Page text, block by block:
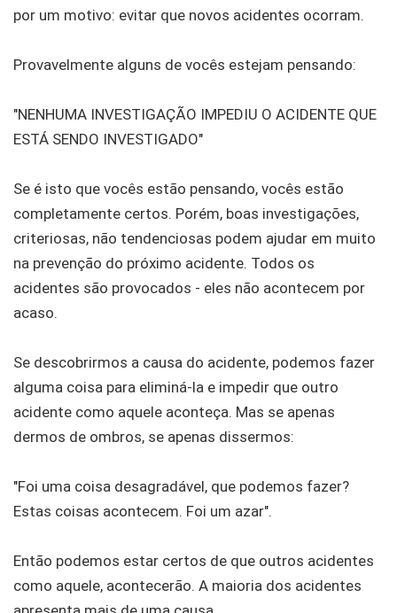
por um motivo: evitar que novos acidentes ocorram.
Provavelmente alguns de vocês estejam pensando:
"NENHUMA INVESTIGAÇÃO IMPEDIU O ACIDENTE QUE
ESTÁ SENDO INVESTIGADO"
Se é isto que vocês estão pensando, vocês estão
completamente certos. Porém, boas investigações,
criteriosas, não tendenciosas podem ajudar em muito
na prevenção do próximo acidente. Todos os
acidentes são provocados - eles não acontecem por
acaso.
Se descobrirmos a causa do acidente, podemos fazer
alguma coisa para eliminá-la e impedir que outro
acidente como aquele aconteça. Mas se apenas
dermos de ombros, se apenas dissermos:
"Foi uma coisa desagradável, que podemos fazer?
Estas coisas acontecem. Foi um azar".
Então podemos estar certos de que outros acidentes
como aquele, acontecerão. A maioria dos acidentes